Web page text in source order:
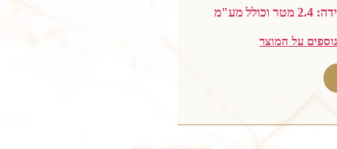
מע"מ
על המוצר